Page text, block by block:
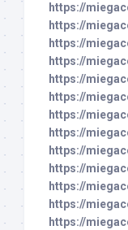
https://
https://
https://
https://
https://
https://
https://
https://
https://
https://
https://
https://
https://